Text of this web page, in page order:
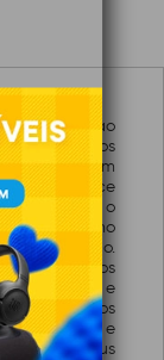
uma solução
eletrônicos
Com
220V, oferece
o
como
de áudio.
múltiplos
compacto e
em diversos
segurança e
para seus